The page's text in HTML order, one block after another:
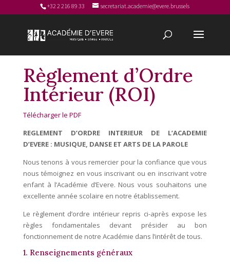
+32 2 216 89 33 secretariat.academie@evere.brussels
Règlement d’Ordre
Intérieur (ROI)
Télécharger le PDF
REGLEMENT D’ORDRE INTERIEUR DE L’ACADEMIE
D’EVERE : MUSIQUE, DANSE ET ARTS DE LA PAROLE
Nous tenons à vous remercier pour la confiance que vous
nous témoignez en vous inscrivant ou en inscrivant votre
enfant à l’Académie d’Evere. Nous vous souhaitons une
excellente année scolaire en notre établissement.
Le règlement d’ordre intérieur repris ci-après expose les
règles fondamentales devant présider au bon
fonctionnement de notre Académie dans l’intérêt de tous.
1. Renseignements généraux